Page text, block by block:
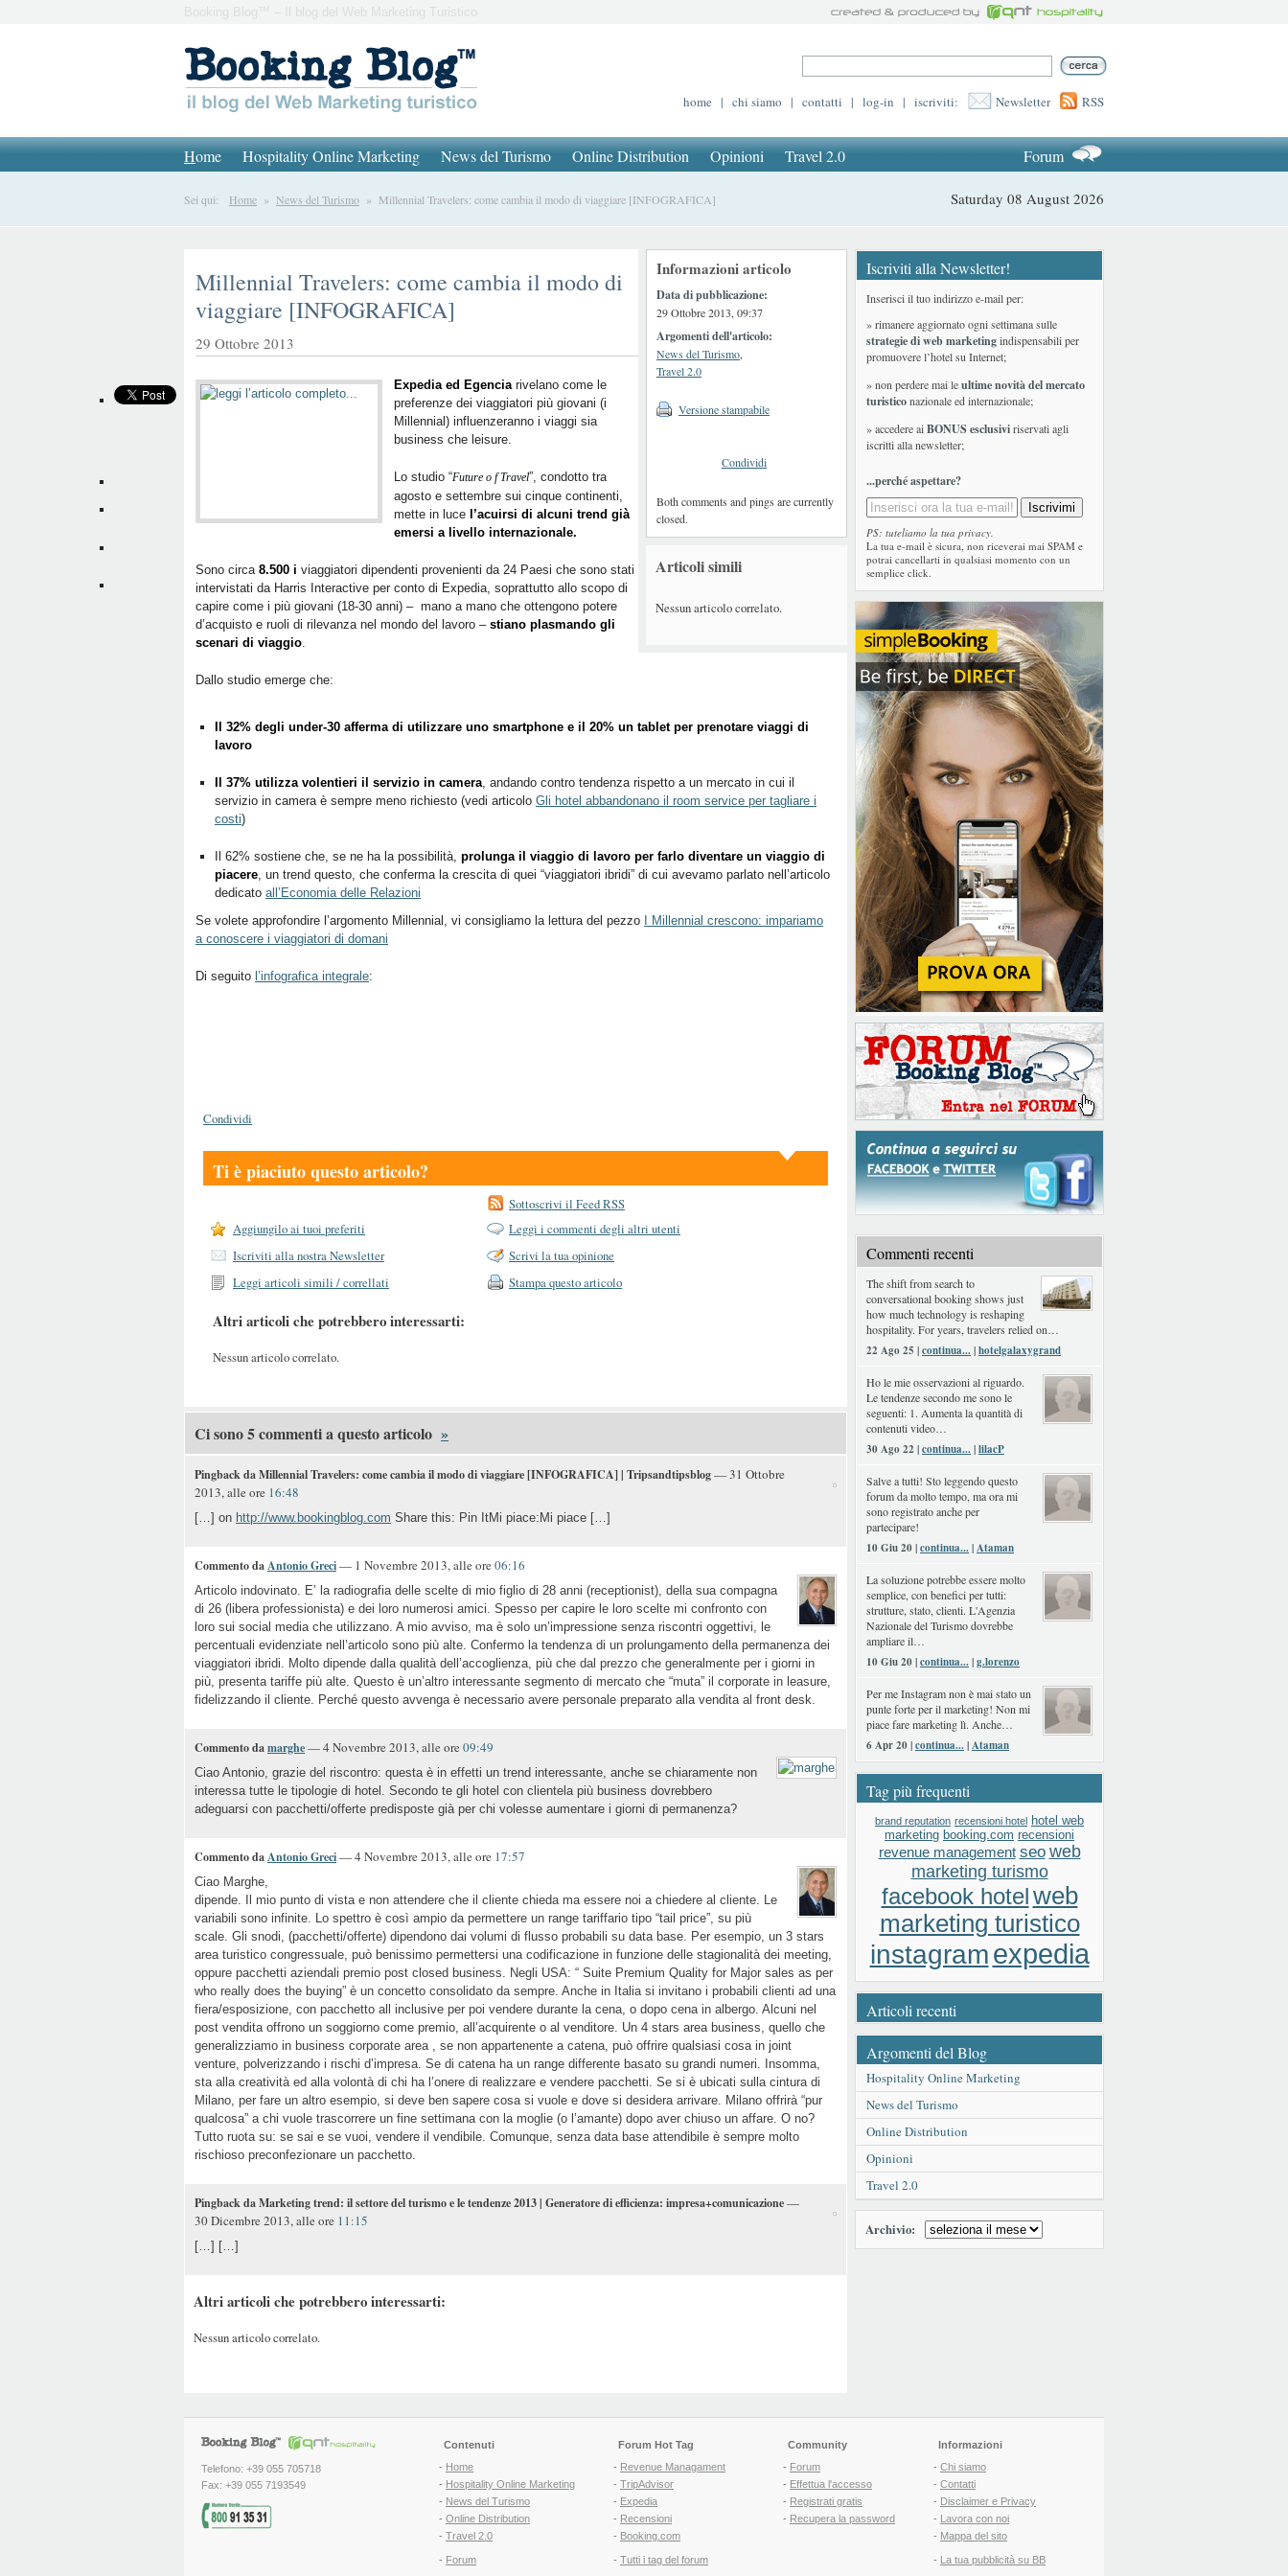
Booking Blog™ – Il blog del Web Marketing Turistico
home | chi siamo | contatti | log-in | iscriviti: Newsletter RSS
Home Hospitality Online Marketing News del Turismo Online Distribution Opinioni Travel 2.0 Forum
Sei qui: Home » News del Turismo » Millennial Travelers: come cambia il modo di viaggiare [INFOGRAFICA] Saturday 08 August 2026
Informazioni articolo
Data di pubblicazione:
29 Ottobre 2013, 09:37
Argomenti dell'articolo:
News del Turismo,
Travel 2.0
Versione stampabile
Condividi
Both comments and pings are currently
closed.
Articoli simili
Nessun articolo correlato.
Millennial Travelers: come cambia il modo di
viaggiare [INFOGRAFICA]
29 Ottobre 2013
Expedia ed Egenciarivelano come le
preferenze dei viaggiatori più giovani (i
Millennial) influenzeranno i viaggi sia
business che leisure.
Lo studio “Future o f Travel”, condotto tra
agosto e settembre sui cinque continenti,
mette in luce l’acuirsi di alcuni trend già
emersi a livello internazionale.
Sono circa 8.500 i viaggiatori dipendenti provenienti da 24 Paesi che sono stati
intervistati da Harris Interactive per conto di Expedia, soprattutto allo scopo di
capire come i più giovani (18-30 anni) – mano a mano che ottengono potere
d’acquisto e ruoli di rilevanza nel mondo del lavoro – stiano plasmando gli
scenari di viaggio.
Dallo studio emerge che:
Il 32% degli under-30 afferma di utilizzare uno smartphone e il 20% un tablet per prenotare viaggi di
lavoro
Il 37% utilizza volentieri il servizio in camera, andando contro tendenza rispetto a un mercato in cui il
servizio in camera è sempre meno richiesto (vedi articolo Gli hotel abbandonano il room service per tagliare i
costi)
Il 62% sostiene che, se ne ha la possibilità, prolunga il viaggio di lavoro per farlo diventare un viaggio di
piacere, un trend questo, che conferma la crescita di quei “viaggiatori ibridi” di cui avevamo parlato nell’articolo
dedicato all’Economia delle Relazioni
Se volete approfondire l’argomento Millennial, vi consigliamo la lettura del pezzo
I Millennial crescono: impariamo
a conoscere i viaggiatori di domani
Di seguito l’infografica integrale:
Condividi
Ti è piaciuto questo articolo?
Sottoscrivi il Feed RSS
Aggiungilo ai tuoi preferiti
Leggi i commenti degli altri utenti
Iscriviti alla nostra Newsletter
Scrivi la tua opinione
Leggi articoli simili / correllati
Stampa questo articolo
Altri articoli che potrebbero interessarti:
Nessun articolo correlato.
Ci sono 5 commenti a questo articolo »
Pingback da Millennial Travelers: come cambia il modo di viaggiare [INFOGRAFICA] | Tripsandtipsblog— 31 Ottobre
2013, alle ore 16:48
[…] on http://www.bookingblog.com Share this: Pin ItMi piace:Mi piace […]
Commento daAntonio Greci— 1 Novembre 2013, alle ore06:16
Articolo indovinato. E’ la radiografia delle scelte di mio figlio di 28 anni (receptionist), della sua compagna
di 26 (libera professionista) e dei loro numerosi amici. Spesso per capire le loro scelte mi confronto con
loro sui social media che utilizzano. A mio avviso, ma è solo un’impressione senza riscontri oggettivi, le
percentuali evidenziate nell’articolo sono più alte. Confermo la tendenza di un prolungamento della permanenza dei
viaggiatori ibridi. Molto dipende dalla qualità dell’accoglienza, più che dal prezzo che generalmente per i giorni in
più, presenta tariffe più alte. Questo è un’altro interessante segmento di mercato che “muta” il corporate in leasure,
fidelizzando il cliente. Perché questo avvenga è necessario avere personale preparato alla vendita al front desk.
Commento damarghe— 4 Novembre 2013, alle ore 09:49
Ciao Antonio, grazie del riscontro: questa è in effetti un trend interessante, anche se chiaramente non
interessa tutte le tipologie di hotel. Secondo te gli hotel con clientela più business dovrebbero
adeguarsi con pacchetti/offerte predisposte già per chi volesse aumentare i giorni di permanenza?
Commento daAntonio Greci— 4 Novembre 2013, alle ore 17:57
Ciao Marghe,
dipende. Il mio punto di vista e non attendere che il cliente chieda ma essere noi a chiedere al cliente. Le
variabili sono infinite. Lo spettro è così ampio da permettere un range tariffario tipo “tail price”, su più
scale. Gli snodi, (pacchetti/offerte) dipendono dai volumi di flusso probabili su data base. Per esempio, un 3 stars
area turistico congressuale, può benissimo permettersi una codificazione in funzione delle stagionalità dei meeting,
oppure pacchetti aziendali premio post closed business. Negli USA: “ Suite Premium Quality for Major sales as per
who really does the buying” è un concetto consolidato da sempre. Anche in Italia si invitano i probabili clienti ad una
fiera/esposizione, con pacchetto all inclusive per poi vendere durante la cena, o dopo cena in albergo. Alcuni nel
post vendita offrono un soggiorno come premio, all’acquirente o al venditore. Un 4 stars area business, quello che
generalizziamo in business corporate area , se non appartenente a catena, può offrire qualsiasi cosa in joint
venture, polverizzando i rischi d’impresa. Se di catena ha un range differente basato su grandi numeri. Insomma,
sta alla creatività ed alla volontà di chi ha l’onere di realizzare e vendere pacchetti. Se si è ubicati sulla cintura di
Milano, per fare un altro esempio, si deve ben sapere cosa si vuole e dove si desidera arrivare. Milano offrirà “pur
qualcosa” a chi vuole trascorrere un fine settimana con la moglie (o l’amante) dopo aver chiuso un affare. O no?
Tutto ruota su: se sai e se vuoi, vendere il vendibile. Comunque, senza data base attendibile è sempre molto
rischioso preconfezionare un pacchetto.
Pingback da Marketing trend: il settore del turismo e le tendenze 2013 | Generatore di efficienza: impresa+comunicazione—
30 Dicembre 2013, alle ore 11:15
[…] […]
Altri articoli che potrebbero interessarti:
Nessun articolo correlato.
Iscriviti alla Newsletter!
Inserisci il tuo indirizzo e-mail per:
» rimanere aggiornato ogni settimana sulle
strategie di web marketingindispensabili per
promuovere l’hotel su Internet;
» non perdere mai leultime novità del mercato
turisticonazionale ed internazionale;
» accedere aiBONUS esclusiviriservati agli
iscritti alla newsletter;
...perché aspettare?
PS: tuteliamo la tua privacy.
La tua e-mail è sicura, non riceverai mai SPAM e
potrai cancellarti in qualsiasi momento con un
semplice click.
Commenti recenti
The shift from search to
conversational booking shows just
how much technology is reshaping
hospitality. For years, travelers relied on…
22 Ago 25 |continua...|hotelgalaxygrand
Ho le mie osservazioni al riguardo.
Le tendenze secondo me sono le
seguenti: 1. Aumenta la quantità di
contenuti video…
30 Ago 22 |continua...|lilacP
Salve a tutti! Sto leggendo questo
forum da molto tempo, ma ora mi
sono registrato anche per
partecipare!
10 Giu 20 |continua...|Ataman
La soluzione potrebbe essere molto
semplice, con benefici per tutti:
strutture, stato, clienti. L'Agenzia
Nazionale del Turismo dovrebbe
ampliare il…
10 Giu 20 |continua...|g.lorenzo
Per me Instagram non è mai stato un
punte forte per il marketing! Non mi
piace fare marketing lì. Anche…
6 Apr 20 |continua...|Ataman
Tag più frequenti
brand reputation recensioni hotel hotel web
marketing booking.com recensioni
revenue management seo web
marketing turismo
facebook hotelweb
marketing turistico
instagramexpedia
Articoli recenti
Argomenti del Blog
Hospitality Online Marketing
News del Turismo
Online Distribution
Opinioni
Travel 2.0
Archivio:
Telefono: +39 055 705718
Fax: +39 055 7193549
Contenuti
- Home
- Hospitality Online Marketing
- News del Turismo
- Online Distribution
- Travel 2.0
- Forum
Forum Hot Tag
- Revenue Managament
- TripAdvisor
- Expedia
- Recensioni
- Booking.com
- Tutti i tag del forum
Community
- Forum
- Effettua l'accesso
- Registrati gratis
- Recupera la password
Informazioni
- Chi siamo
- Contatti
- Disclaimer e Privacy
- Lavora con noi
- Mappa del sito
- La tua pubblicità su BB